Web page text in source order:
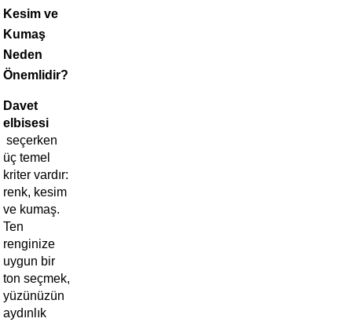
Kesim ve
Kumaş
Neden
Önemlidir?
Davet
elbisesi
seçerken
üç temel
kriter vardır:
renk, kesim
ve kumaş.
Ten
renginize
uygun bir
ton seçmek,
yüzünüzün
aydınlık